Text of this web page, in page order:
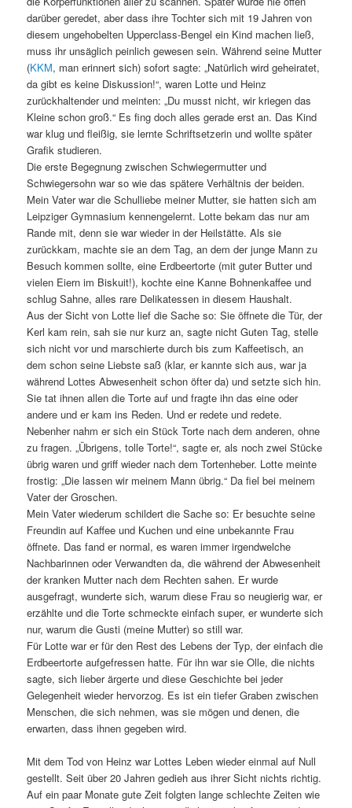
darüber geredet, aber dass ihre Tochter sich mit 19 Jahren von
diesem ungehobelten Upperclass-Bengel ein Kind machen ließ,
muss ihr unsäglich peinlich gewesen sein. Während seine Mutter
(KKM, man erinnert sich) sofort sagte: „Natürlich wird geheiratet,
da gibt es keine Diskussion!“, waren Lotte und Heinz
zurückhaltender und meinten: „Du musst nicht, wir kriegen das
Kleine schon groß.“ Es fing doch alles gerade erst an. Das Kind
war klug und fleißig, sie lernte Schriftsetzerin und wollte später
Grafik studieren.
Die erste Begegnung zwischen Schwiegermutter und
Schwiegersohn war so wie das spätere Verhältnis der beiden.
Mein Vater war die Schulliebe meiner Mutter, sie hatten sich am
Leipziger Gymnasium kennengelernt. Lotte bekam das nur am
Rande mit, denn sie war wieder in der Heilstätte. Als sie
zurückkam, machte sie an dem Tag, an dem der junge Mann zu
Besuch kommen sollte, eine Erdbeertorte (mit guter Butter und
vielen Eiern im Biskuit!), kochte eine Kanne Bohnenkaffee und
schlug Sahne, alles rare Delikatessen in diesem Haushalt.
Aus der Sicht von Lotte lief die Sache so: Sie öffnete die Tür, der
Kerl kam rein, sah sie nur kurz an, sagte nicht Guten Tag, stelle
sich nicht vor und marschierte durch bis zum Kaffeetisch, an
dem schon seine Liebste saß (klar, er kannte sich aus, war ja
während Lottes Abwesenheit schon öfter da) und setzte sich hin.
Sie tat ihnen allen die Torte auf und fragte ihn das eine oder
andere und er kam ins Reden. Und er redete und redete.
Nebenher nahm er sich ein Stück Torte nach dem anderen, ohne
zu fragen. „Übrigens, tolle Torte!“, sagte er, als noch zwei Stücke
übrig waren und griff wieder nach dem Tortenheber. Lotte meinte
frostig: „Die lassen wir meinem Mann übrig.“ Da fiel bei meinem
Vater der Groschen.
Mein Vater wiederum schildert die Sache so: Er besuchte seine
Freundin auf Kaffee und Kuchen und eine unbekannte Frau
öffnete. Das fand er normal, es waren immer irgendwelche
Nachbarinnen oder Verwandten da, die während der Abwesenheit
der kranken Mutter nach dem Rechten sahen. Er wurde
ausgefragt, wunderte sich, warum diese Frau so neugierig war, er
erzählte und die Torte schmeckte einfach super, er wunderte sich
nur, warum die Gusti (meine Mutter) so still war.
Für Lotte war er für den Rest des Lebens der Typ, der einfach die
Erdbeertorte aufgefressen hatte. Für ihn war sie Olle, die nichts
sagte, sich lieber ärgerte und diese Geschichte bei jeder
Gelegenheit wieder hervorzog. Es ist ein tiefer Graben zwischen
Menschen, die sich nehmen, was sie mögen und denen, die
erwarten, dass ihnen gegeben wird.
Mit dem Tod von Heinz war Lottes Leben wieder einmal auf Null
gestellt. Seit über 20 Jahren gedieh aus ihrer Sicht nichts richtig.
Auf ein paar Monate gute Zeit folgten lange schlechte Zeiten wie